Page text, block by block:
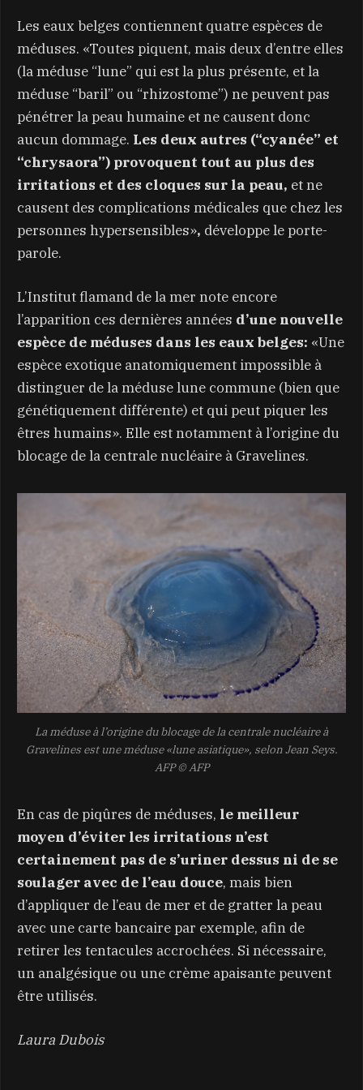
Les eaux belges contiennent quatre espèces de
méduses. «Toutes piquent, mais deux d’entre elles
(la méduse “lune” qui est la plus présente, et la
méduse “baril” ou “rhizostome”) ne peuvent pas
pénétrer la peau humaine et ne causent donc
aucun dommage. Les deux autres (“cyanée” et
“chrysaora”) provoquent tout au plus des
irritations et des cloques sur la peau, et ne
causent des complications médicales que chez les
personnes hypersensibles», développe le porte-
parole.
L’Institut flamand de la mer note encore
l’apparition ces dernières années d’une nouvelle
espèce de méduses dans les eaux belges: «Une
espèce exotique anatomiquement impossible à
distinguer de la méduse lune commune (bien que
génétiquement différente) et qui peut piquer les
êtres humains». Elle est notamment à l’origine du
blocage de la centrale nucléaire à Gravelines.
La méduse à l’origine du blocage de la centrale nucléaire à
Gravelines est une méduse «lune asiatique», selon Jean Seys.
AFP© AFP
En cas de piqûres de méduses, le meilleur
moyen d’éviter les irritations n’est
certainement pas de s’uriner dessus ni de se
soulager avec de l’eau douce, mais bien
d’appliquer de l’eau de mer et de gratter la peau
avec une carte bancaire par exemple, afin de
retirer les tentacules accrochées. Si nécessaire,
un analgésique ou une crème apaisante peuvent
être utilisés.
Laura Dubois